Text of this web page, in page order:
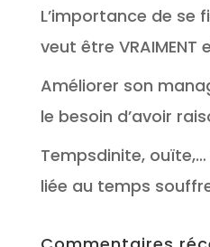
L’importance de se
veut être VRAIMENT
Améliorer son
le besoin d’avoir
Tempsdinite,
liée au temps